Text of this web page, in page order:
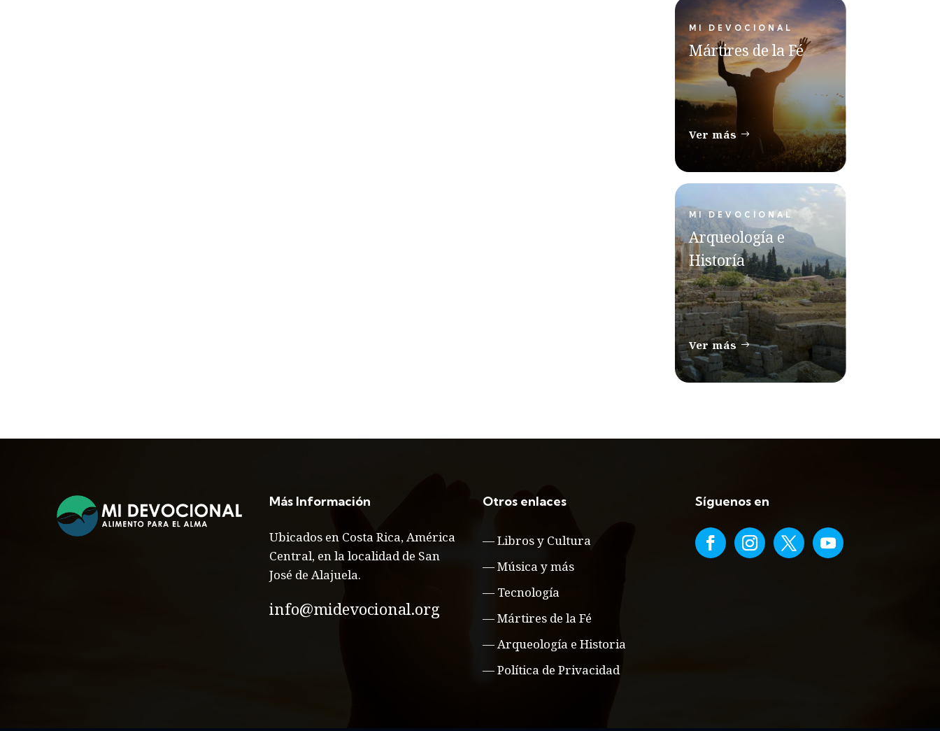
MI DEVOCIONAL
Mártires de la Fé
Ver más
MI DEVOCIONAL
Arqueología e
Historía
Ver más
Más Información
Ubicados en Costa Rica, América
Central, en la localidad de San
José de Alajuela.
info@midevocional.org
Otros enlaces
—Libros y Cultura
—Música y más
— Tecnología
—Mártires de la Fé
—Arqueología e Historia
—Política de Privacidad
Síguenos en